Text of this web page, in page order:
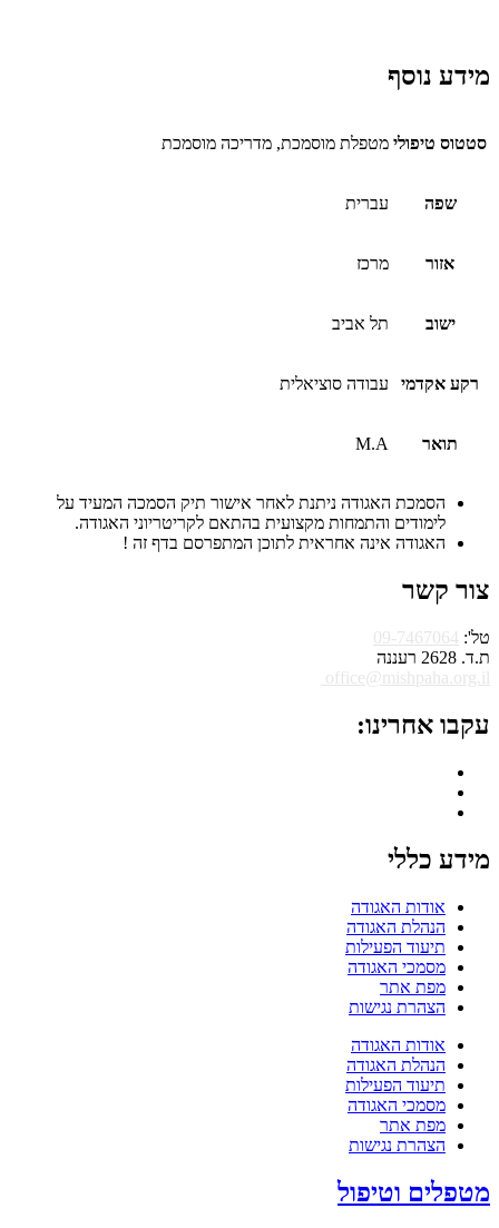
מידע נוסף
סטטוס טיפולי מטפלת מוסמכת, מדריכה מוסמכת
שפה עברית
אזור מרכז
ישוב תל אביב
רקע אקדמי עבודה סוציאלית
תואר M.A
הסמכת האגודה ניתנת לאחר אישור תיק הסמכה המעיד על
לימודים והתמחות מקצועית בהתאם לקריטריוני האגודה.
האגודה אינה אחראית לתוכן המתפרסם בדף זה !
צור קשר
טל': 09-7467064
ת.ד. 2628 רעננה
office@mishpaha.org.il
עקבו אחרינו:
מידע כללי
אודות האגודה
הנהלת האגודה
תיעוד הפעילות
מסמכי האגודה
מפת אתר
הצהרת נגישות
אודות האגודה
הנהלת האגודה
תיעוד הפעילות
מסמכי האגודה
מפת אתר
הצהרת נגישות
מטפלים וטיפול